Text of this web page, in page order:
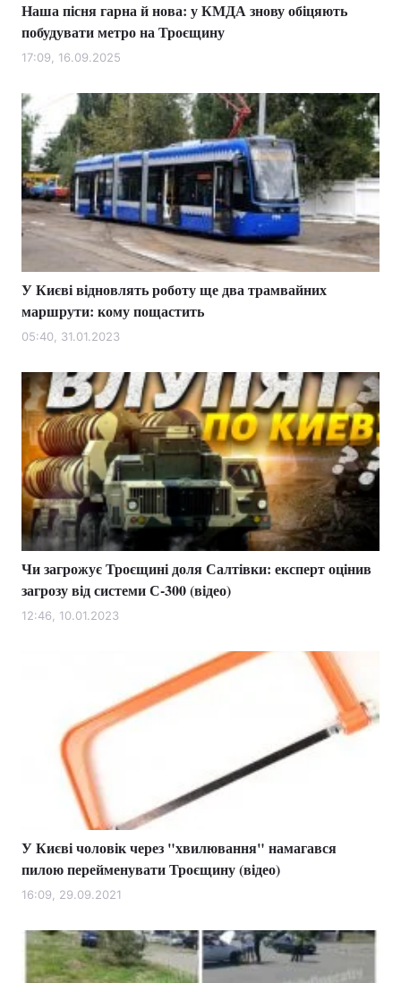
Тема оформлення
Наша пісня гарна й нова: у КМДА знову обіцяють
побудувати метро на Троєщину
17:09, 16.09.2025
У Києві відновлять роботу ще два трамвайних
маршрути: кому пощастить
05:40, 31.01.2023
Чи загрожує Троєщині доля Салтівки: експерт оцінив
загрозу від системи С-300 (відео)
12:46, 10.01.2023
У Києві чоловік через "хвилювання" намагався
пилою перейменувати Троєщину (відео)
16:09, 29.09.2021